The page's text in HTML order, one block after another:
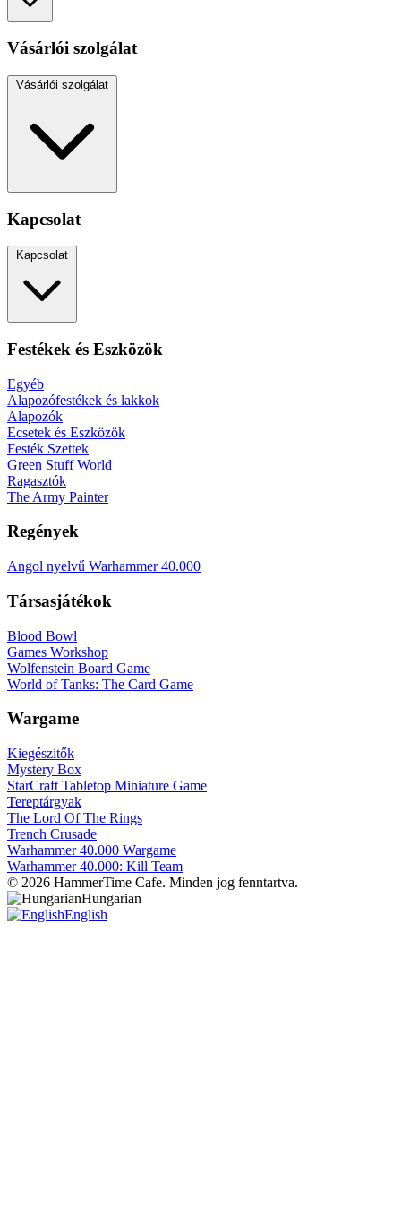
Vásárlói szolgálat
Vásárlói szolgálat
Kapcsolat
Kapcsolat
Festékek és Eszközök
Egyéb
Alapozófestékek és lakkok
Alapozók
Ecsetek és Eszközök
Festék Szettek
Green Stuff World
Ragasztók
The Army Painter
Regények
Angol nyelvű Warhammer 40.000
Társasjátékok
Blood Bowl
Games Workshop
Wolfenstein Board Game
World of Tanks: The Card Game
Wargame
Kiegészitők
Mystery Box
StarCraft Tabletop Miniature Game
Tereptárgyak
The Lord Of The Rings
Trench Crusade
Warhammer 40.000 Wargame
Warhammer 40.000: Kill Team
© 2026 HammerTime Cafe. Minden jog fenntartva.
Hungarian
English